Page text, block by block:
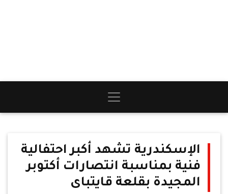
الإسكندرية تشهد أكبر احتفالية
فنية بمناسبة انتصارات أكتوبر
المجيدة بقلعة قايتباى